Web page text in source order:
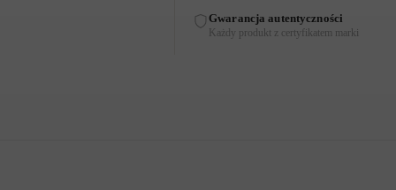
Gwarancja autentyczności
Każdy produkt z certyfikatem marki